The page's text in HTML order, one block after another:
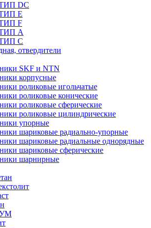
DС
E
F
А
С
отвердители
SKF и NTN
корпусные
роликовые игольчатые
роликовые конические
роликовые сферические
роликовые цилиндрические
упорные
шариковые радиально-упорные
шариковые радиальные однорядные
шариковые сферические
шарнирные